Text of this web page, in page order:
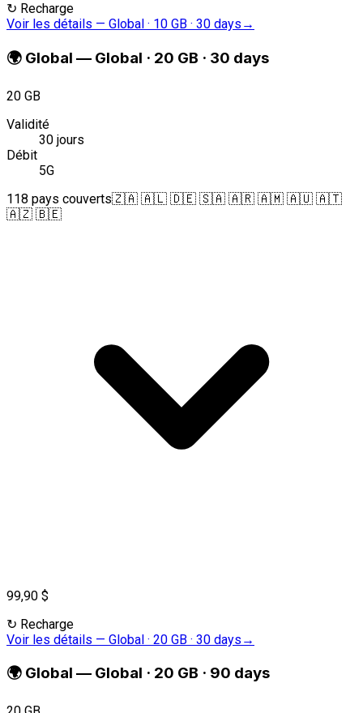
↻ Recharge
Voir les détails — Global · 10 GB · 30 days →
🌍 Global — Global · 20 GB · 30 days
20 GB
Validité
30 jours
Débit
5G
118 pays couverts🇿🇦 🇦🇱 🇩🇪 🇸🇦 🇦🇷 🇦🇲 🇦🇺 🇦🇹
🇦🇿 🇧🇪
99,90 $
↻ Recharge
Voir les détails — Global · 20 GB · 30 days →
🌍 Global — Global · 20 GB · 90 days